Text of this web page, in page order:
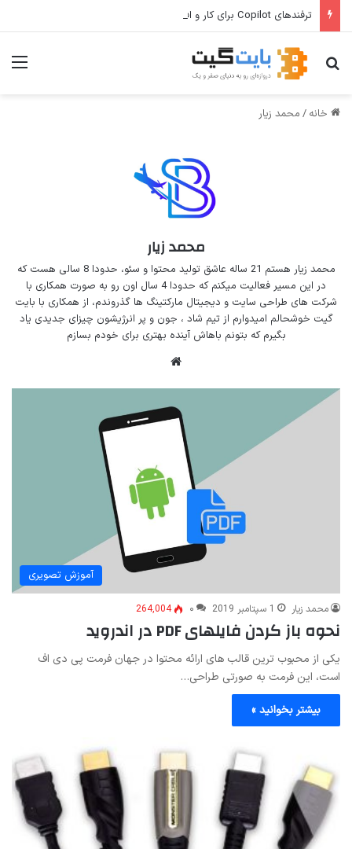
ترفندهای Copilot برای کار و افزایش بهره‌وری
جستجو برای
خانه / محمد زیار
محمد زیار
محمد زیار هستم 21 ساله عاشق تولید محتوا و سئو، حدودا 8 سالی هست که
در این مسیر فعالیت میکنم که حدودا 4 سال اون رو به صورت همکاری با
شرکت های طراحی سایت و دیجیتال مارکتینگ ها گذروندم، از همکاری با بایت
گیت خوشحالم امیدوارم از تیم شاد ، جون و پر انرژیشون چیزای جدیدی یاد
بگیرم که بتونم باهاش آینده بهتری برای خودم بسازم
آموزش تصویری
محمد زیار 1 سپتامبر 2019 ۰ 264,004
نحوه باز کردن فایلهای PDF در اندروید
یکی از محبوب ترین قالب های ارائه محتوا در جهان فرمت پی دی اف
است، این فرمت به صورتی طراحی…
بیشتر بخوانید »